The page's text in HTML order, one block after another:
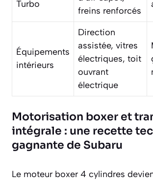
Turbo
freins renforcés
Équipements
intérieurs
Direction
assistée, vitres
électriques, toit
ouvrant
électrique
Motorisation boxer et
intégrale : une recette
gagnante de Subaru
Le moteur boxer 4 cylindres